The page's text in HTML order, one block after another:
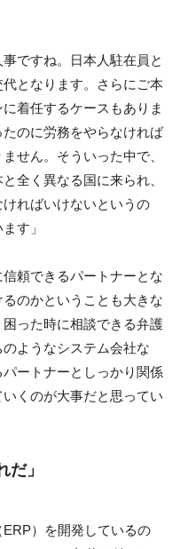
ですね。日本人駐在員と
となります。さらにご本
着任するケースもありま
のに労務をやらなければ
せん。そういった中で、
全く異なる国に来られ、
ればいけないというの
す」
信頼できるパートナーとな
のかということも大きな
った時に相談できる弁護
ようなシステム会社な
ートナーとしっかり関係
くのが大事だと思ってい
」
）を開発しているの